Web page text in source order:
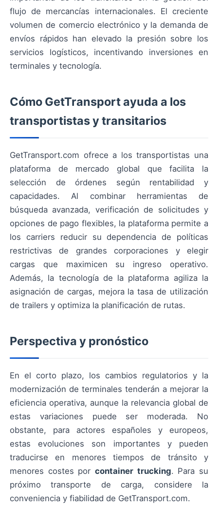
flujo de mercancías internacionales. El creciente
volumen de comercio electrónico y la demanda de
envíos rápidos han elevado la presión sobre los
servicios logísticos, incentivando inversiones en
terminales y tecnología.
Cómo GetTransport ayuda a los
transportistas y transitarios
GetTransport.com ofrece a los transportistas una
plataforma de mercado global que facilita la
selección de órdenes según rentabilidad y
capacidades. Al combinar herramientas de
búsqueda avanzada, verificación de solicitudes y
opciones de pago flexibles, la plataforma permite a
los carriers reducir su dependencia de políticas
restrictivas de grandes corporaciones y elegir
cargas que maximicen su ingreso operativo.
Además, la tecnología de la plataforma agiliza la
asignación de cargas, mejora la tasa de utilización
de trailers y optimiza la planificación de rutas.
Perspectiva y pronóstico
En el corto plazo, los cambios regulatorios y la
modernización de terminales tenderán a mejorar la
eficiencia operativa, aunque la relevancia global de
estas variaciones puede ser moderada. No
obstante, para actores españoles y europeos,
estas evoluciones son importantes y pueden
traducirse en menores tiempos de tránsito y
menores costes por container trucking. Para su
próximo transporte de carga, considere la
conveniencia y fiabilidad de GetTransport.com.